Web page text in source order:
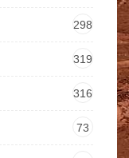
298
319
316
73